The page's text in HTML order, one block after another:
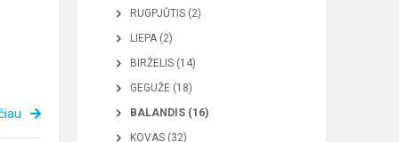
RUGPJŪTIS (2)
LIEPA (2)
BIRŽELIS (14)
GEGUŽĖ (18)
BALANDIS (16)
KOVAS (32)